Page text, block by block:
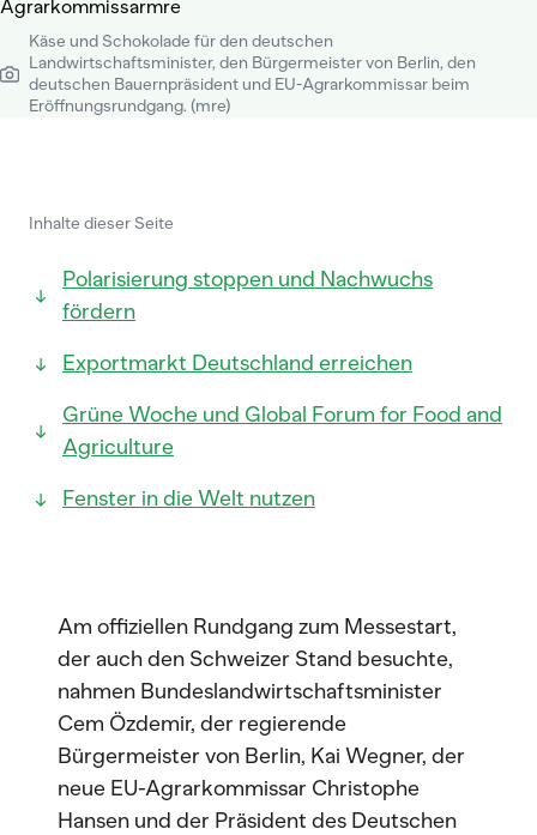
Käse und Schokolade für den deutschen
Landwirtschaftsminister, den Bürgermeister von Berlin, den
deutschen Bauernpräsident und EU-Agrarkommissar beim
Eröffnungsrundgang. (mre)
Inhalte dieser Seite
Polarisierung stoppen und Nachwuchs
fördern
Exportmarkt Deutschland erreichen
Grüne Woche und Global Forum for Food and
Agriculture
Fenster in die Welt nutzen
Am offiziellen Rundgang zum Messestart,
der auch den Schweizer Stand besuchte,
nahmen Bundeslandwirtschaftsminister
Cem Özdemir, der regierende
Bürgermeister von Berlin, Kai Wegner, der
neue EU-Agrarkommissar Christophe
Hansen und der Präsident des Deutschen